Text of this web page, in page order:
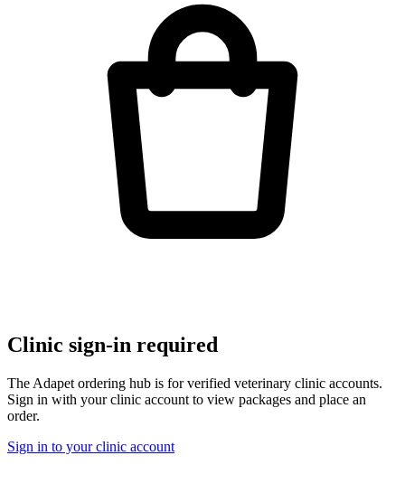
Clinic sign-in required
The Adapet ordering hub is for verified veterinary clinic accounts.
Sign in with your clinic account to view packages and place an
order.
Sign in to your clinic account